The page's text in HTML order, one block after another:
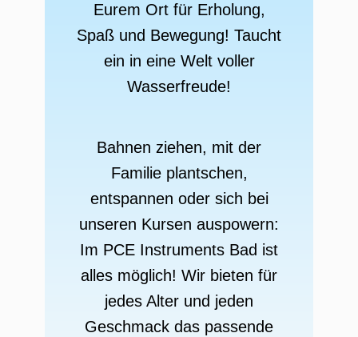
Eurem Ort für Erholung,
Spaß und Bewegung! Taucht
ein in eine Welt voller
Wasserfreude!
Bahnen ziehen, mit der
Familie plantschen,
entspannen oder sich bei
unseren Kursen auspowern:
Im PCE Instruments Bad ist
alles möglich! Wir bieten für
jedes Alter und jeden
Geschmack das passende